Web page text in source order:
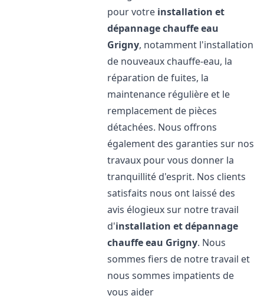
pour votre installation et
dépannage chauffe eau
Grigny, notamment l'installation
de nouveaux chauffe-eau, la
réparation de fuites, la
maintenance régulière et le
remplacement de pièces
détachées. Nous offrons
également des garanties sur nos
travaux pour vous donner la
tranquillité d'esprit. Nos clients
satisfaits nous ont laissé des
avis élogieux sur notre travail
d'installation et dépannage
chauffe eau Grigny. Nous
sommes fiers de notre travail et
nous sommes impatients de
vous aider